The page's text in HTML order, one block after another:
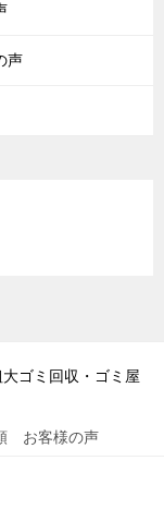
声
ゴミ回収・ゴミ屋
お客様の声